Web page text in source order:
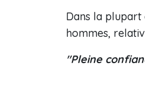
Dans la plupart
hommes,
"Pleine